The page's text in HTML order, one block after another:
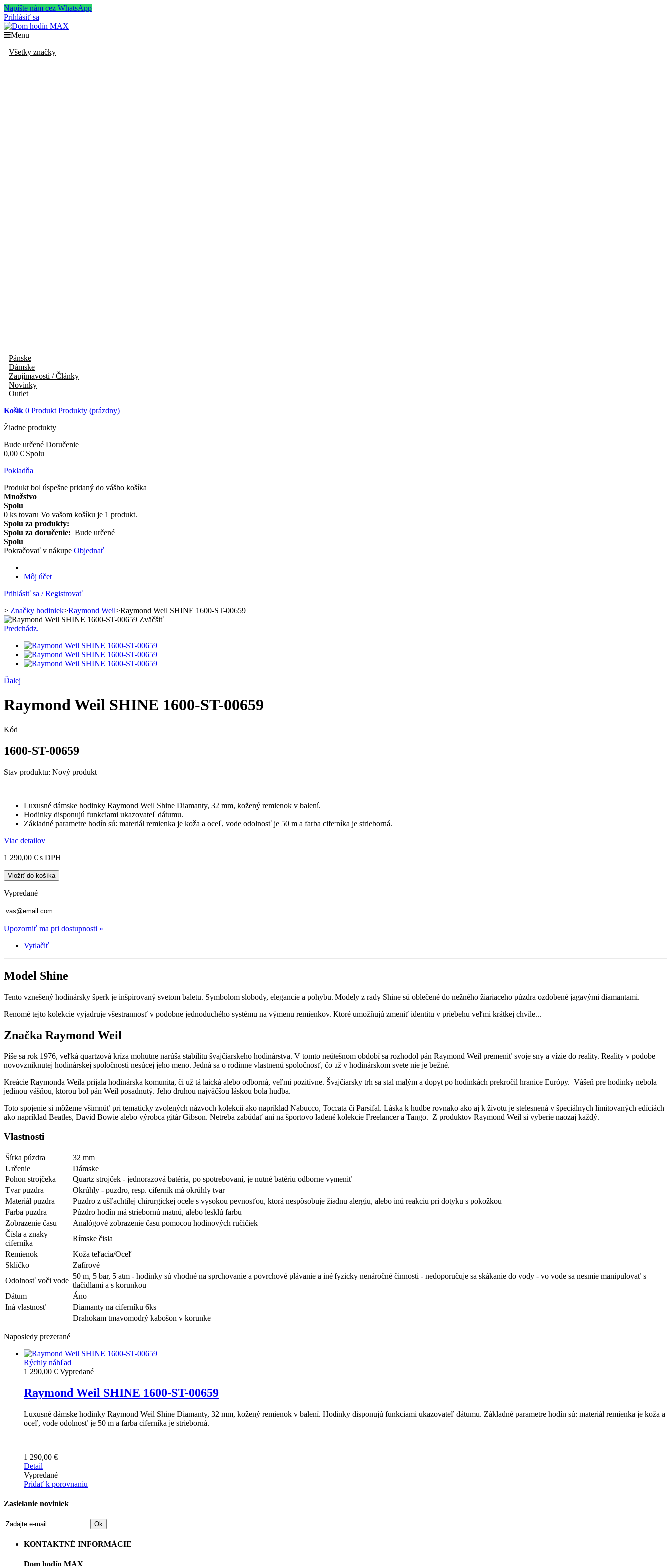
Napíšte nám cez WhatsApp
Prihlásiť sa
Menu
Všetky značky
Pánske
Dámske
Zaujímavosti / Články
Novinky
Outlet
Košík 0 Produkt Produkty (prázdny)
Žiadne produkty
Bude určené Doručenie
0,00 € Spolu
Pokladňa
Produkt bol úspešne pridaný do vášho košíka
Množstvo
Spolu
0 ks tovaru Vo vašom košíku je 1 produkt.
Spolu za produkty:
Spolu za doručenie: Bude určené
Spolu
Pokračovať v nákupe Objednať
Môj účet
Prihlásiť sa / Registrovať
> Značky hodiniek>Raymond Weil>Raymond Weil SHINE 1600-ST-00659
Zväčšiť
Predchádz.
Ďalej
Raymond Weil SHINE 1600-ST-00659
Kód
1600-ST-00659
Stav produktu: Nový produkt
Luxusné dámske hodinky Raymond Weil Shine Diamanty, 32 mm, kožený remienok v balení.
Hodinky disponujú funkciami ukazovateľ dátumu.
Základné parametre hodín sú: materiál remienka je koža a oceľ, vode odolnosť je 50 m a farba ciferníka je strieborná.
Viac detailov
1 290,00 € s DPH
Vložiť do košíka
Vypredané
Upozorniť ma pri dostupnosti »
Vytlačiť
Model Shine
Tento vznešený hodinársky šperk je inšpirovaný svetom baletu. Symbolom slobody, elegancie a pohybu. Modely z rady Shine sú oblečené do nežného žiariaceho púzdra ozdobené jagavými diamantami.
Renomé tejto kolekcie vyjadruje všestrannosť v podobne jednoduchého systému na výmenu remienkov. Ktoré umožňujú zmeniť identitu v priebehu veľmi krátkej chvíle...
Značka Raymond Weil
Píše sa rok 1976, veľká quartzová kríza mohutne narúša stabilitu švajčiarskeho hodinárstva. V tomto neútešnom období sa rozhodol pán Raymond Weil premeniť svoje sny a vízie do reality. Reality v podobe
novovzniknutej hodinárskej spoločnosti nesúcej jeho meno. Jedná sa o rodinne vlastnenú spoločnosť, čo už v hodinárskom svete nie je bežné.
Kreácie Raymonda Weila prijala hodinárska komunita, či už tá laická alebo odborná, veľmi pozitívne. Švajčiarsky trh sa stal malým a dopyt po hodinkách prekročil hranice Európy. Vášeň pre hodinky nebola
jedinou vášňou, ktorou bol pán Weil posadnutý. Jeho druhou najväčšou láskou bola hudba.
Toto spojenie si môžeme všimnúť pri tematicky zvolených názvoch kolekcii ako napríklad Nabucco, Toccata či Parsifal. Láska k hudbe rovnako ako aj k životu je stelesnená v špeciálnych limitovaných edíciách
ako napríklad Beatles, David Bowie alebo výrobca gitár Gibson. Netreba zabúdať ani na športovo ladené kolekcie Freelancer a Tango. Z produktov Raymond Weil si vyberie naozaj každý.
Vlastnosti
Šírka púzdra
32 mm
Určenie
Dámske
Pohon strojčeka
Quartz strojček - jednorazová batéria, po spotrebovaní, je nutné batériu odborne vymeniť
Tvar puzdra
Okrúhly - puzdro, resp. ciferník má okrúhly tvar
Materiál puzdra
Puzdro z ušľachtilej chirurgickej ocele s vysokou pevnosťou, ktorá nespôsobuje žiadnu alergiu, alebo inú reakciu pri dotyku s pokožkou
Farba puzdra
Púzdro hodín má striebornú matnú, alebo lesklú farbu
Zobrazenie času
Analógové zobrazenie času pomocou hodinových ručičiek
Čísla a znaky
ciferníka
Rímske čisla
Remienok
Koža teľacia/Oceľ
Sklíčko
Zafírové
Odolnosť voči vode
50 m, 5 bar, 5 atm - hodinky sú vhodné na sprchovanie a povrchové plávanie a iné fyzicky nenáročné činnosti - nedoporučuje sa skákanie do vody - vo vode sa nesmie manipulovať s
tlačidlami a s korunkou
Dátum
Áno
Iná vlastnosť
Diamanty na ciferníku 6ks
Drahokam tmavomodrý kabošon v korunke
Naposledy prezerané
Rýchly náhľad
1 290,00 € Vypredané
Raymond Weil SHINE 1600-ST-00659
Luxusné dámske hodinky Raymond Weil Shine Diamanty, 32 mm, kožený remienok v balení. Hodinky disponujú funkciami ukazovateľ dátumu. Základné parametre hodín sú: materiál remienka je koža a
oceľ, vode odolnosť je 50 m a farba ciferníka je strieborná.
1 290,00 €
Detail
Vypredané
Pridať k porovnaniu
Zasielanie noviniek
Ok
KONTAKTNÉ INFORMÁCIE
Dom hodín MAX